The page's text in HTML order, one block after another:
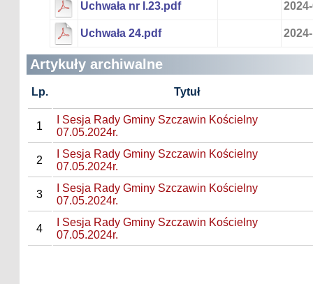
Uchwała nr I.23.pdf
Uchwała 24.pdf
Artykuły archiwalne
Lp. Tytuł
1
I Sesja Rady Gminy Szczawin Kościelny
07.05.2024r.
2
I Sesja Rady Gminy Szczawin Kościelny
07.05.2024r.
3
I Sesja Rady Gminy Szczawin Kościelny
07.05.2024r.
4
I Sesja Rady Gminy Szczawin Kościelny
07.05.2024r.